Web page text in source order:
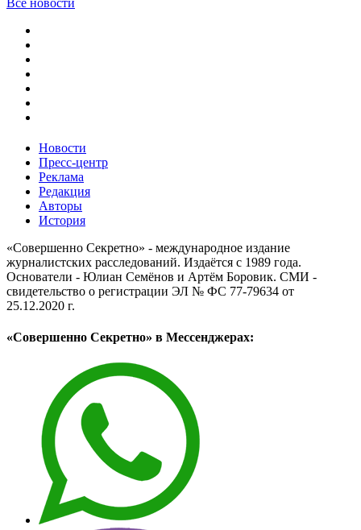
Все новости
Новости
Пресс-центр
Реклама
Редакция
Авторы
История
«Совершенно Секретно» - международное издание
журналистских расследований. Издаётся с 1989 года.
Основатели - Юлиан Семёнов и Артём Боровик. CМИ -
свидетельство о регистрации ЭЛ № ФС 77-79634 от
25.12.2020 г.
«Совершенно Секретно» в Мессенджерах: